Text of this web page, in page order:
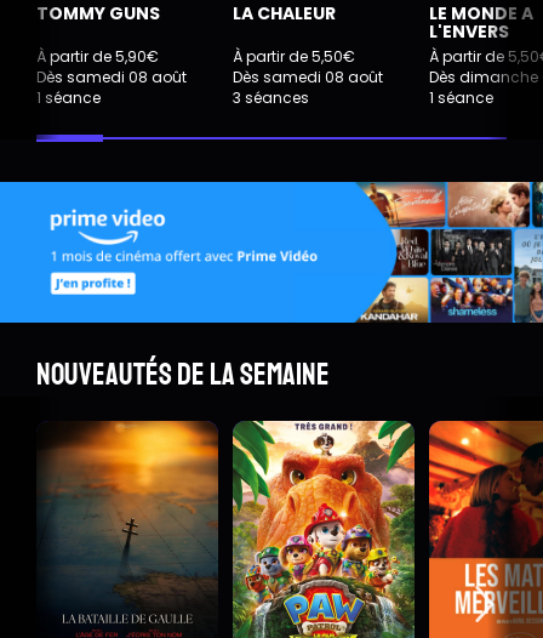
TOMMY GUNS
À partir de 5,90€
Dès samedi 08 août
1 séance
LA CHALEUR
À partir de 5,50€
Dès samedi 08 août
3 séances
LE MONDE A
L'ENVERS
À partir de
Dès dimanche
1 séance
Nouveautés de la semaine